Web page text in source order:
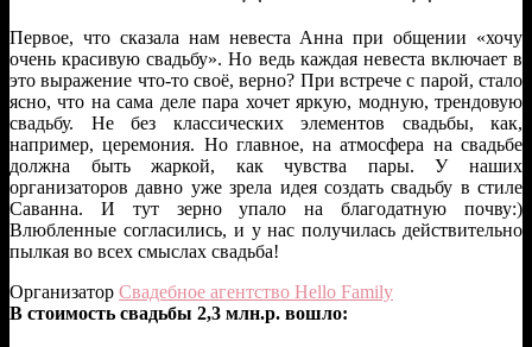
Первое, что сказала нам невеста Анна при общении «хочу
очень красивую свадьбу». Но ведь каждая невеста включает в
это выражение что-то своё, верно? При встрече с парой, стало
ясно, что на сама деле пара хочет яркую, модную, трендовую
свадьбу. Не без классических элементов свадьбы, как,
например, церемония. Но главное, на атмосфера на свадьбе
должна быть жаркой, как чувства пары. У наших
организаторов давно уже зрела идея создать свадьбу в стиле
Саванна. И тут зерно упало на благодатную почву:)
Влюбленные согласились, и у нас получилась действительно
пылкая во всех смыслах свадьба!
Организатор Свадебное агентство Hello Family
В стоимость свадьбы 2,3 млн.р. вошло: